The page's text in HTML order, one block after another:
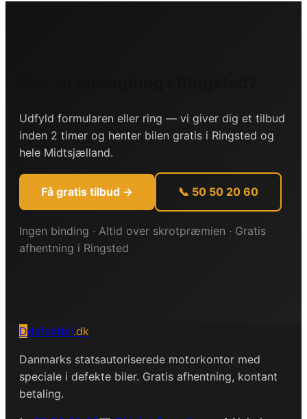
Udfyld formularen eller ring — vi giver dig et tilbud
inden 2 timer og henter bilen gratis i Ringsted og
hele Midtsjælland.
Få gratis tilbud → 📞 50 50 20 60
Ingen binding · Altid over skrotpræmien · Gratis
afhentning i Ringsted
Ddefektbil.dk
Danmarks statsautoriserede motorkontor med
speciale i defekte biler. Gratis afhentning, kontant
betaling.